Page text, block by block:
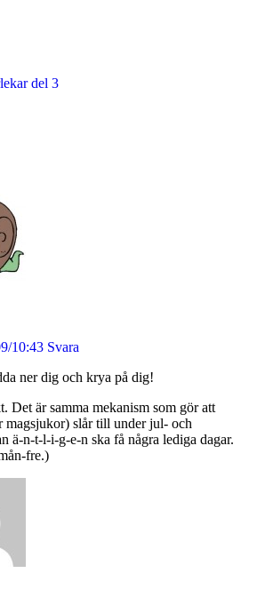
del 3
10:43 Svara
ner dig och krya på dig!
Det är samma mekanism som gör att
slår till under jul- och
ä-n-t-l-i-g-e-n ska få några lediga dagar.
fre.)